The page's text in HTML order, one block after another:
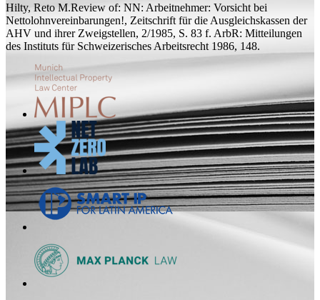
Hilty, Reto M.Review of: NN: Arbeitnehmer: Vorsicht bei
Nettolohnvereinbarungen!, Zeitschrift für die Ausgleichskassen der
AHV und ihrer Zweigstellen, 2/1985, S. 83 f. ArbR: Mitteilungen
des Instituts für Schweizerisches Arbeitsrecht 1986, 148.